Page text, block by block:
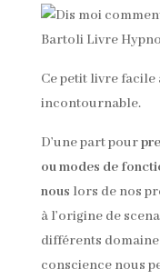
Ce petit livre
incontournable.
D’une part pour
ou modes de
nous lors de nos
à l’origine de
différents
conscience nous